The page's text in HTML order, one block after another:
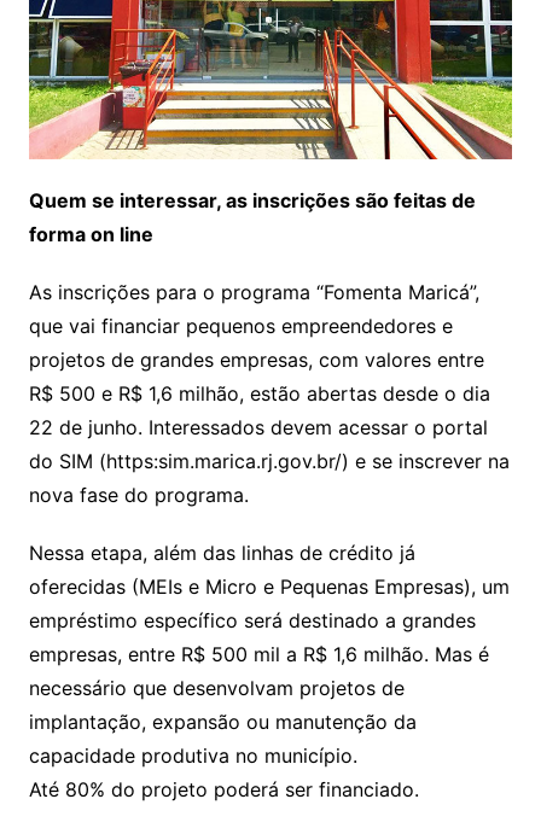
Quem se interessar, as inscrições são feitas de
forma on line
As inscrições para o programa “Fomenta Maricá”,
que vai financiar pequenos empreendedores e
projetos de grandes empresas, com valores entre
R$ 500 e R$ 1,6 milhão, estão abertas desde o dia
22 de junho. Interessados devem acessar o portal
do SIM (https:sim.marica.rj.gov.br/) e se inscrever na
nova fase do programa.
Nessa etapa, além das linhas de crédito já
oferecidas (MEIs e Micro e Pequenas Empresas), um
empréstimo específico será destinado a grandes
empresas, entre R$ 500 mil a R$ 1,6 milhão. Mas é
necessário que desenvolvam projetos de
implantação, expansão ou manutenção da
capacidade produtiva no município.
Até 80% do projeto poderá ser financiado.